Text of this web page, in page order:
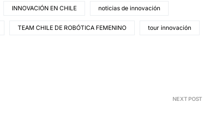
INNOVACIÓN EN CHILE noticias de innovación
TEAM CHILE DE ROBÓTICA FEMENINO tour innovación
NEXT POST